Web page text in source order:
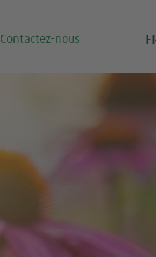
Contactez-nous